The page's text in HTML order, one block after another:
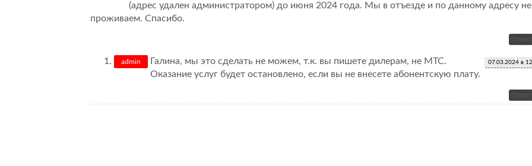
(адрес удален администратором) до июня 2024 года. Мы в отъезде и по данному адресу не
проживаем. Спасибо.
admin 07.03.2024 в
Галина, мы это сделать не можем, т.к. вы пишете дилерам, не МТС.
Оказание услуг будет остановлено, если вы не внесете абонентскую плату.